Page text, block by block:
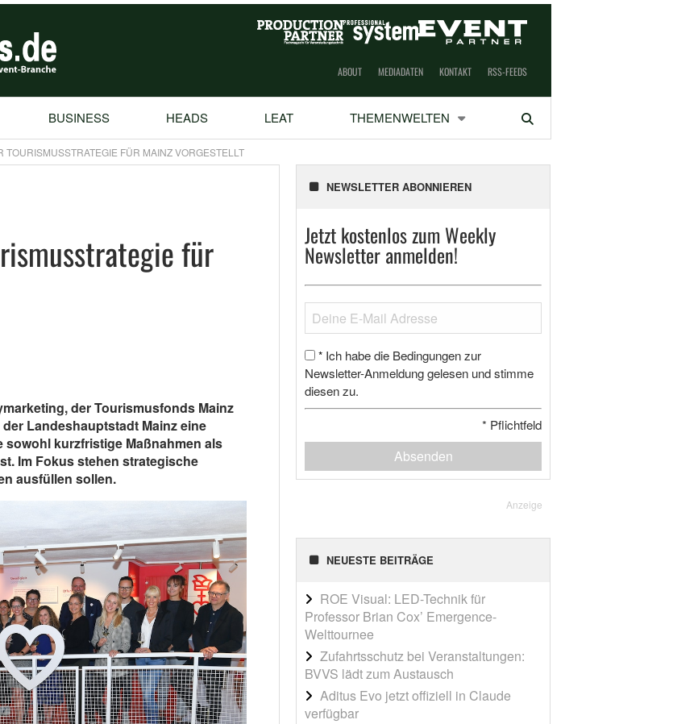
ABOUT MEDIADATEN KONTAKT RSS-FEEDS
BUSINESS HEADS LEAT THEMENWELTEN Suchen
TOURISMUSSTRATEGIE FÜR MAINZ VORGESTELLT
für
der Tourismusfonds Mainz
Landeshauptstadt Mainz eine
kurzfristige Maßnahmen als
Im Fokus stehen strategische
ausfüllen sollen.
NEWSLETTER ABONNIEREN
Jetzt kostenlos zum Weekly
Newsletter anmelden!
* Ich habe die Bedingungen zur
Newsletter-Anmeldung gelesen und stimme
diesen zu.
* Pflichtfeld
Absenden
Anzeige
NEUESTE BEITRÄGE
ROE Visual: LED-Technik für
Professor Brian Cox’ Emergence-
Welttournee
Zufahrtsschutz bei Veranstaltungen:
BVVS lädt zum Austausch
Aditus Evo jetzt offiziell in Claude
verfügbar